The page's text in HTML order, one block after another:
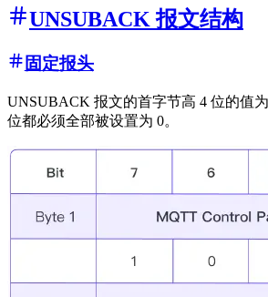
UNSUBACK 报文结构
固定报头
UNSUBACK 报文的首字节高 4 位的值
位都必须全部被设置为 0。